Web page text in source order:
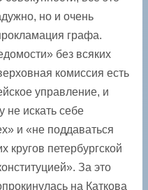
но и очень
графа.
без всяких
комиссия есть
управление, и
не искать себе
и «не поддаваться
кругов петербургской
За это
на Каткова